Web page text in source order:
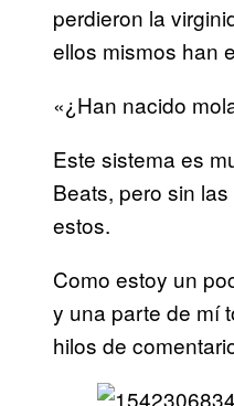
perdieron la
ellos mismos han
«¿Han nacido
Este sistema es
Beats, pero sin
estos.
Como estoy un
y una parte de mí
hilos de